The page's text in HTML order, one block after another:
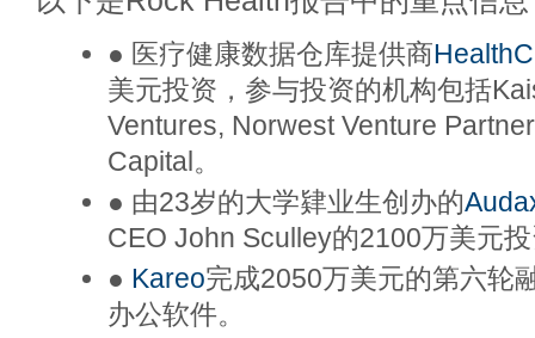
● 医疗健康数据仓库提供商
美元投资，参与投资的机构包括
Ventures, Norwest Venture
Capital。
● 由23岁的大学肄业生创办的
CEO John Sculley的2100万美元
● Kareo完成2050万美元的第六轮
办公软件。